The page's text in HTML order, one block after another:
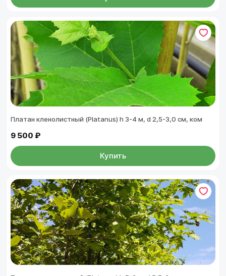
Платан кленолистный (Platanus) h 3-4 м, d 2,5-3,0 см, ком
9 500 ₽
Купить